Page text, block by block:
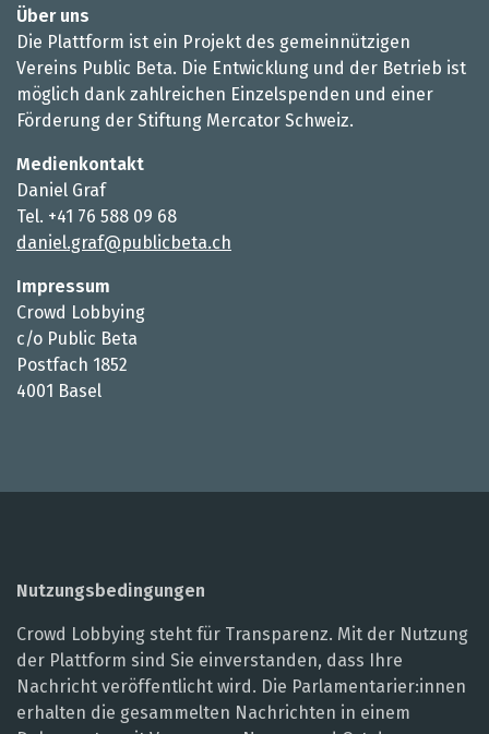
Über uns
Die Plattform ist ein Projekt des gemeinnützigen
Vereins Public Beta. Die Entwicklung und der Betrieb ist
möglich dank zahlreichen Einzelspenden und einer
Förderung der Stiftung Mercator Schweiz.
Medienkontakt
Daniel Graf
Tel. +41 76 588 09 68
daniel.graf@publicbeta.ch
Impressum
Crowd Lobbying
c/o Public Beta
Postfach 1852
4001 Basel
Nutzungsbedingungen
Crowd Lobbying steht für Transparenz. Mit der Nutzung
der Plattform sind Sie einverstanden, dass Ihre
Nachricht veröffentlicht wird. Die Parlamentarier:innen
erhalten die gesammelten Nachrichten in einem